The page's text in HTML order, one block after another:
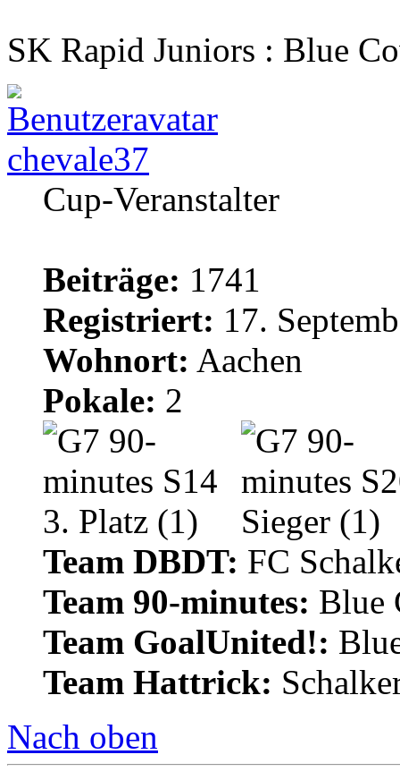
SK Rapid Juniors : Blue
chevale37
Cup-Veranstalter
Beiträge: 1741
Registriert: 17.
Wohnort: Aachen
Pokale: 2
Team DBDT: FC
Team 90-minutes: Blue
Team GoalUnited!:
Team Hattrick:
Nach oben